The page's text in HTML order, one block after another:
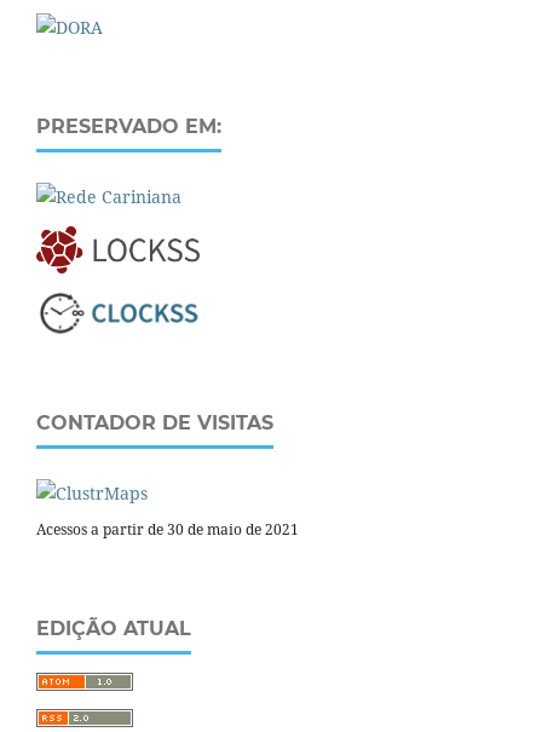
PRESERVADO EM:
CONTADOR DE VISITAS
Acessos a partir de 30 de maio de 2021
EDIÇÃO ATUAL